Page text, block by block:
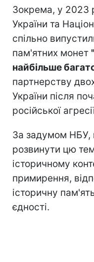
Зокрема, у 2023
України та
спільно
пам'ятних монет
найбільше
партнерству
України після
російської
За задумом НБУ,
розвинути цю
історичному
примирення,
історичну
єдності.